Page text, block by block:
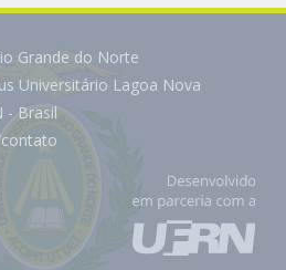
Grande do Norte
Universitário Lagoa Nova
- Brasil